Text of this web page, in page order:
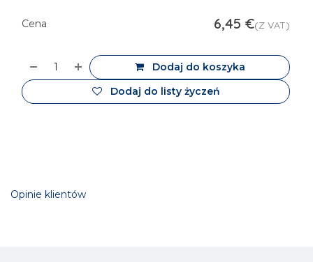
Dodaj do koszyka
Dodaj do listy życzeń
Cena 6,45 €(Z VAT)
Opinie klientów